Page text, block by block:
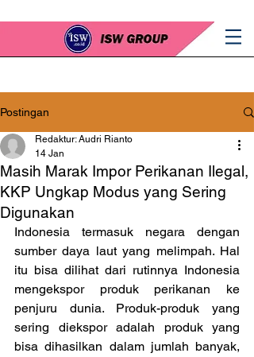
Postingan
Masih Marak Impor Perikanan Ilegal,
KKP Ungkap Modus yang Sering
Digunakan
Redaktur: Audri Rianto
14 Jan
Indonesia termasuk negara dengan
sumber daya laut yang melimpah. Hal
itu bisa dilihat dari rutinnya Indonesia
mengekspor produk perikanan ke
penjuru dunia. Produk-produk yang
sering diekspor adalah produk yang
bisa dihasilkan dalam jumlah banyak,